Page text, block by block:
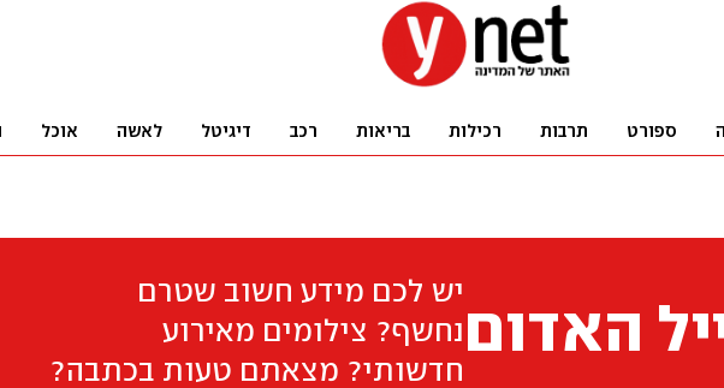
ספורט תרבות רכילות בריאות רכב דיגיטל לאשה אוכל
האדום
יש לכם מידע חשוב שטרם
נחשף? צילומים מאירוע
חדשותי? מצאתם טעות בכתבה?